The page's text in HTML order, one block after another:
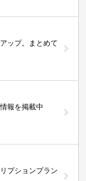
ップ。まとめて
報を掲載中
プションプラン